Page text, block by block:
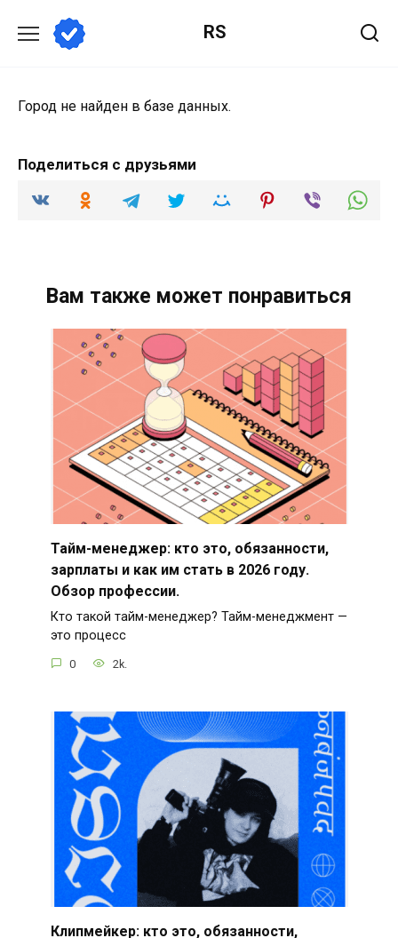
содержанию
RS
Город не найден в базе данных.
Поделиться с друзьями
Вам также может понравиться
Тайм-менеджер: кто это, обязанности,
зарплаты и как им стать в 2026 году.
Обзор профессии.
Кто такой тайм-менеджер? Тайм-менеджмент —
это процесс
0 2k.
Клипмейкер: кто это, обязанности,